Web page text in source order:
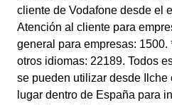
cliente de Vodafone desde el
Atención al cliente para
general para empresas: 1500.
otros idiomas: 22189. Todos
se pueden utilizar desde Ilche
lugar dentro de España para